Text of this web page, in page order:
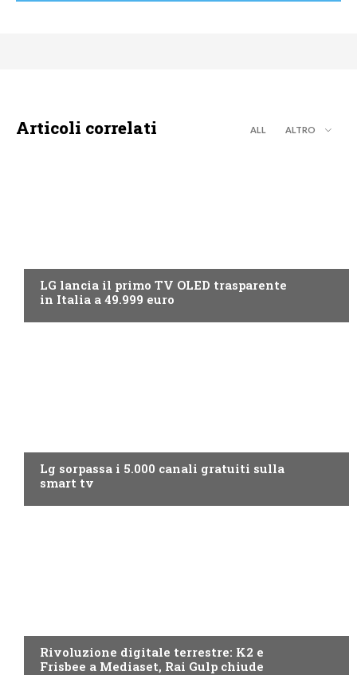
Articoli correlati ALL ALTRO
LG lancia il primo TV OLED trasparente
in Italia a 49.999 euro
Lg sorpassa i 5.000 canali gratuiti sulla
smart tv
Rivoluzione digitale terrestre: K2 e
Frisbee a Mediaset, Rai Gulp chiude